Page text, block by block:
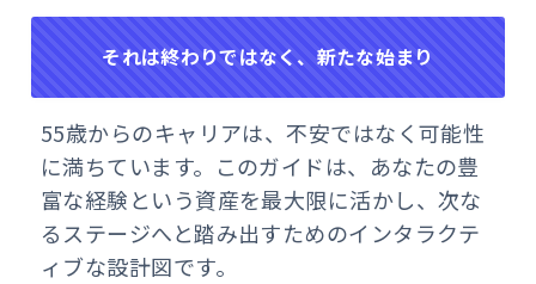
それは終わりではなく、新たな始まり
55歳からのキャリアは、不安ではなく可能性
に満ちています。このガイドは、あなたの豊
富な経験という資産を最大限に活かし、次な
るステージへと踏み出すためのインタラクテ
ィブな設計図です。